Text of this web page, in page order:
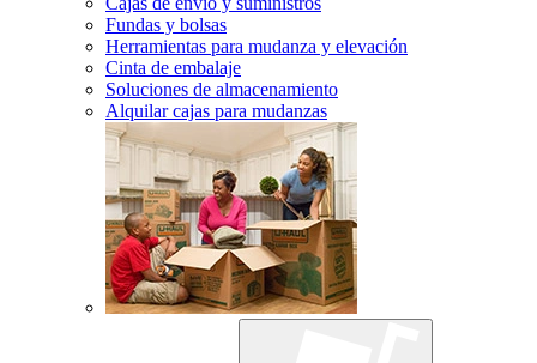
Fundas y bolsas
Herramientas para mudanza y elevación
Cinta de embalaje
Soluciones de almacenamiento
Alquilar cajas para mudanzas